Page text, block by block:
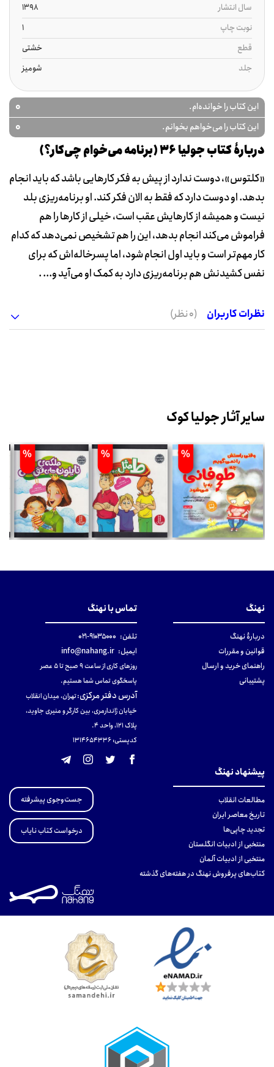
سال انتشار
1398
نوبت چاپ
1
قطع
خشتی
جلد
شومیز
این کتاب را خوانده‌ام. 0
این کتاب را می‌خواهم بخوانم. 0
دربارۀ کتاب جولیا 36 (برنامه می‌خوام چی‌کار؟)
«کلتوس»، دوست ندارد از پیش به فکر کارهایی باشد که باید انجام
بدهد. او دوست دارد که فقط به الان فکر کند. او برنامه‌ریزی بلد
نیست و همیشه از کارهایش عقب است، خیلی از کارها را هم
فراموش می‌کند انجام بدهد، این را هم تشخیص نمی‌دهد که کدام
کار مهم‌تر است و باید اول انجام شود، اما پسرخاله‌اش که برای
نفس کشیدنش هم برنامه‌ریزی دارد به کمک او می‌آید و... .
نظرات کاربران (0 نظر)
سایر آثار جولیا کوک
%
%
%
نهنگ
دربارهٔ نهنگ
قوانین و مقررات
راهنمای خرید و ارسال
پشتیبانی
تماس با نهنگ
تلفن: ۹۱۰۳۵۰۰۰-۰۲۱
ایمیل: info@nahang.ir
روزهای کاری از ساعت ۹ صبح تا ۵ عصر
پاسخگوی تماس شما هستیم.
آدرس دفتر مرکزی:تهران، میدان انقلاب
خیابان ژاندارمری، بین کارگر و منیری جاوید،
پلاک 121، واحد ۴.
کدپستی: 131465433۶
پیشنهاد نهنگ
مطالعات انقلاب
تاریخ معاصر ایران
تجدید چاپی‌ها
منتخبی از ادبیات انگلستان
منتخبی از ادبیات آلمان
کتاب‌های پرفروش نهنگ در هفته‌های گذشته
جست‌وجوی پیشرفته
درخواست کتاب نایاب